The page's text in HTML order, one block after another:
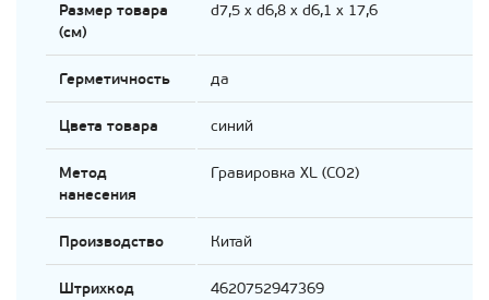
Размер товара
(см)
d7,5 х d6,8 х d6,1 х 17,6
Герметичность да
Цвета товара синий
Метод
нанесения
Гравировка XL (СО2)
Производство Китай
Штрихкод 4620752947369